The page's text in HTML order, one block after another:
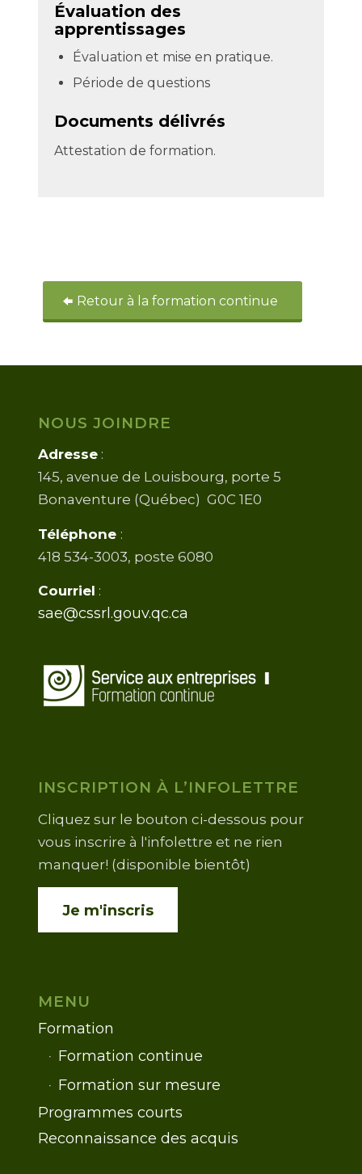
Évaluation des
apprentissages
Évaluation et mise en pratique.
Période de questions
Documents délivrés
Attestation de formation.
Retour à la formation continue
NOUS JOINDRE
Adresse :
145, avenue de Louisbourg, porte 5
Bonaventure (Québec) G0C 1E0
Téléphone :
418 534-3003, poste 6080
Courriel :
sae@cssrl.gouv.qc.ca
INSCRIPTION À L’INFOLETTRE
Cliquez sur le bouton ci-dessous pour
vous inscrire à l'infolettre et ne rien
manquer! (disponible bientôt)
Je m'inscris
MENU
Formation
Formation continue
Formation sur mesure
Programmes courts
Reconnaissance des acquis